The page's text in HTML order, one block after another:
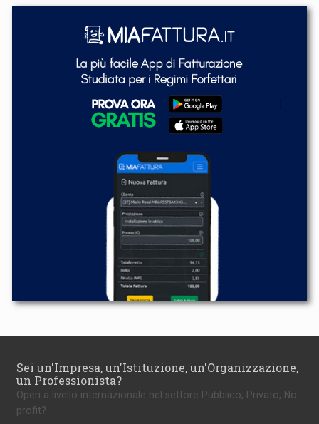
Sei un'Impresa, un'Istituzione, un'Organizzazione,
un Professionista?
Operi a livello internazionale nel settore Pubblico, Privato, No-
profit?